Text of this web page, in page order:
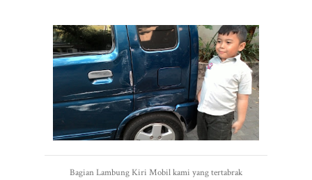
Bagian Lambung Kiri Mobil kami yang tertabrak